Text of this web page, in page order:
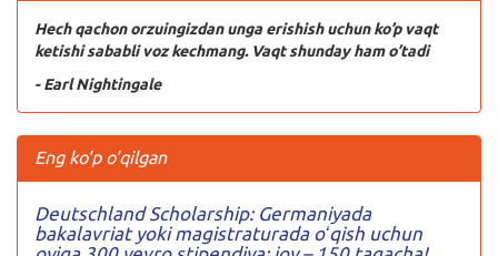
Hech qachon orzuingizdan unga erishish uchun ko’p vaqt
ketishi sababli voz kechmang. Vaqt shunday ham o’tadi
- Earl Nightingale
Eng ko'p o'qilgan
Deutschland Scholarship: Germaniyada
bakalavriat yoki magistraturada oʻqish uchun